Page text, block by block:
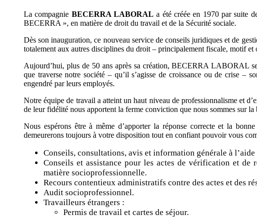
La compagnie BECERRA LABORAL a été créée en 1970 par suite
BECERRA », en matière de droit du travail et de la Sécurité sociale.
Dès son inauguration, ce nouveau service de conseils juridiques et de
totalement aux autres disciplines du droit – principalement fiscale, motif
Aujourd’hui, plus de 50 ans après sa création, BECERRA LABORAL
que traverse notre société – qu’il s’agisse de croissance ou de crise –
engendré par leurs employés.
Notre équipe de travail a atteint un haut niveau de professionnalisme et
de leur fidélité nous apportent la ferme conviction que nous sommes sur la
Nous espérons être à même d’apporter la réponse correcte et la
demeurerons toujours à votre disposition tout en confiant pouvoir vous
Conseils, consultations, avis et information générale à
Conseils et assistance pour les actes de vérification et de
matière socioprofessionnelle.
Recours contentieux administratifs contre des actes et des
Audit socioprofessionnel.
Travailleurs étrangers :
Permis de travail et cartes de séjour.